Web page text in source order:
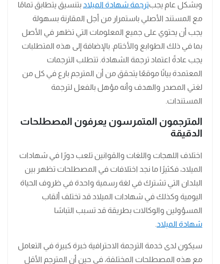
وبشكل عام يجبترجمة شهادة الميلاد بتنسيق يتطابق تمامًا
مع المستند الأصلي باستمرار من أجل المقارنة بسهولة
يجب أن يحتوي على جميع المعلومات التي تظهر في الأصل
بما في ذلك الطوابع والأختام. بالإضافة إلى هذه المتطلبات
يجب عادةً اعتماد ترجمة الشهادة. تتطلب الترجمات
المعتمدة بيانًا موقعًا يتحقق من أن المترجم بارع في كل من
لغتي المصدر والهدف وأنه مؤهل بالفعل لترجمة
المستندات.
المترجمون المتمرسون يعرفون المصطلحات
الدقيقة
اختلاف اللهجات واللغات والقوانين تلعب دورًا في شهادات
الميلاد، فكثيرًا ما نجد اختلافات في المصطلحات تظهر بين
البلدان التي تشترك في لغة رسمية واحدة في ظروف الحياة
اليومية وكذلك في شهادات الميلاد قد تختلف ألقاب
المسؤولين والوكالات بطريقة قد تسبب التباسًا
شهادة الميلاد.
سيكون لدى خدمة الترجمة الاحترافية خبرة كبيرة في التعامل
مع هذه المصطلحات المختلفة، في حين أن المترجم الأقل